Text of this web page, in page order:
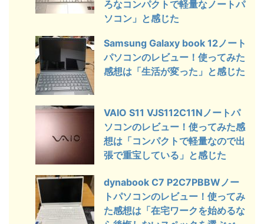
ろなコンパクトで軽量なノートパ
ソコン」と感じた
Samsung Galaxy book 12ノート
パソコンのレビュー！使ってみた
感想は「生活が変った」と感じた
VAIO S11 VJS112C11Nノートパ
ソコンのレビュー！使ってみた感
想は「コンパクトで軽量なので出
張で重宝している」と感じた
dynabook C7 P2C7PBBWノー
トパソコンのレビュー！使ってみ
た感想は「在宅ワークを始めるな